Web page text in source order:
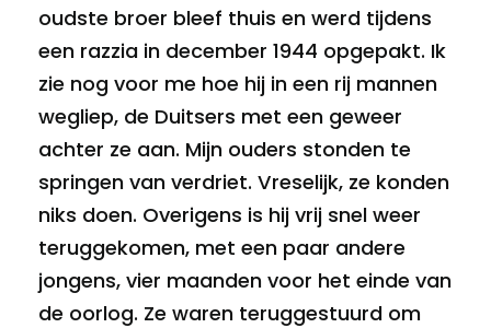
oudste broer bleef thuis en werd tijdens
een razzia in december 1944 opgepakt. Ik
zie nog voor me hoe hij in een rij mannen
wegliep, de Duitsers met een geweer
achter ze aan. Mijn ouders stonden te
springen van verdriet. Vreselijk, ze konden
niks doen. Overigens is hij vrij snel weer
teruggekomen, met een paar andere
jongens, vier maanden voor het einde van
de oorlog. Ze waren teruggestuurd om